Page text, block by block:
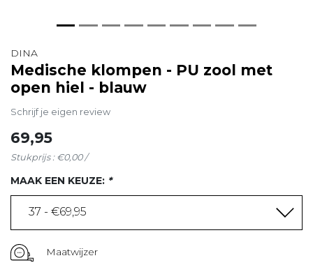
DINA
Medische klompen - PU zool met
open hiel - blauw
Schrijf je eigen review
69,95
Stukprijs : €0,00 /
MAAK EEN KEUZE: *
37 - €69,95
Maatwijzer